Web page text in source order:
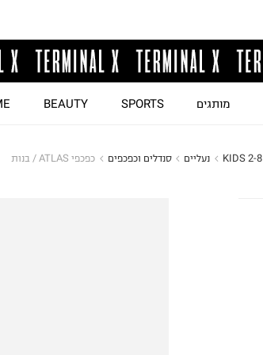
מותגים SPORTS
BEAUTY
KIDS 2-8 נעליים סנדלים וכפכפים כפכפי ATLAS / בנות